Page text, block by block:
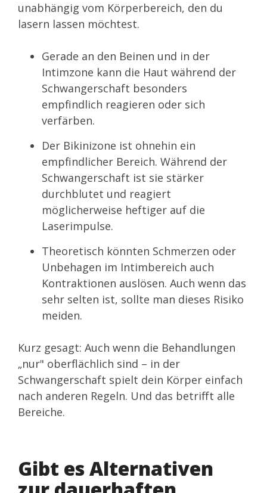
unabhängig vom Körperbereich, den du
lasern lassen möchtest.
Gerade an den Beinen und in der
Intimzone kann die Haut während der
Schwangerschaft besonders
empfindlich reagieren oder sich
verfärben.
Der Bikinizone ist ohnehin ein
empfindlicher Bereich. Während der
Schwangerschaft ist sie stärker
durchblutet und reagiert
möglicherweise heftiger auf die
Laserimpulse.
Theoretisch könnten Schmerzen oder
Unbehagen im Intimbereich auch
Kontraktionen auslösen. Auch wenn das
sehr selten ist, sollte man dieses Risiko
meiden.
Kurz gesagt: Auch wenn die Behandlungen
„nur" oberflächlich sind – in der
Schwangerschaft spielt dein Körper einfach
nach anderen Regeln. Und das betrifft alle
Bereiche.
Gibt es Alternativen